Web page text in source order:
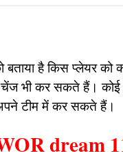
बताया है किस प्लेयर
भी कर सकते हैं। कोई
टीम में कर सकते हैं।
dream